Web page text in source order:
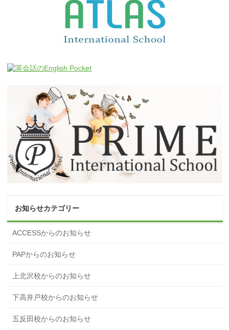
お知らせカテゴリー
ACCESSからのお知らせ
PAPからのお知らせ
上北沢校からのお知らせ
下高井戸校からのお知らせ
五反田校からのお知らせ